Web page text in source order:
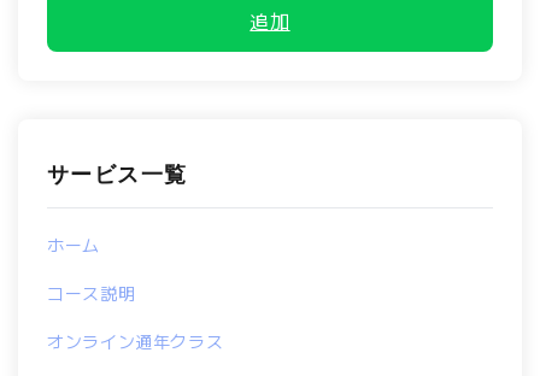
追加
サービス一覧
ホーム
コース説明
オンライン通年クラス